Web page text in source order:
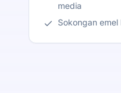
media
Sokongan